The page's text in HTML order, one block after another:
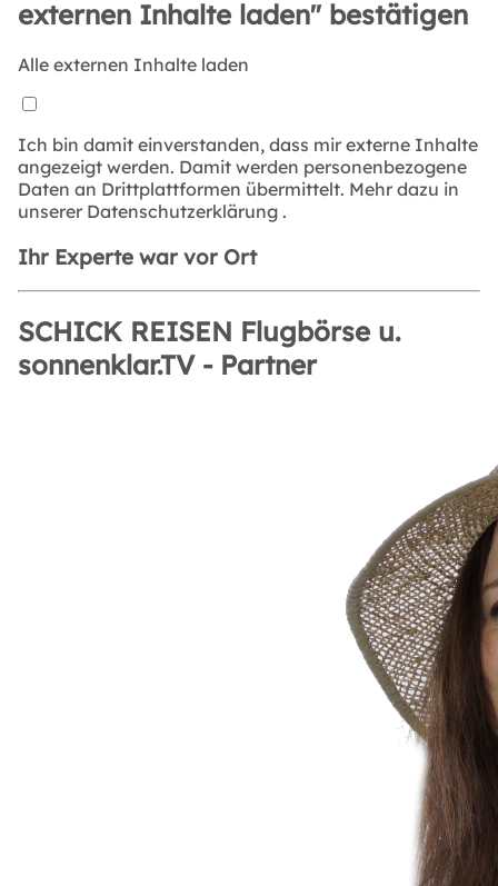
externen Inhalte laden" bestätigen
Alle externen Inhalte laden
Ich bin damit einverstanden, dass mir externe Inhalte
angezeigt werden. Damit werden personenbezogene
Daten an Drittplattformen übermittelt. Mehr dazu in
unserer Datenschutzerklärung .
Ihr Experte war vor Ort
SCHICK REISEN Flugbörse u.
sonnenklar.TV - Partner